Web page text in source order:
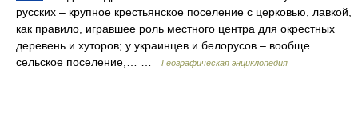
русских – крупное крестьянское поселение с церковью, лавкой,
как правило, игравшее роль местного центра для окрестных
деревень и хуторов; у украинцев и белорусов – вообще
сельское поселение,… …
Географическая энциклопедия